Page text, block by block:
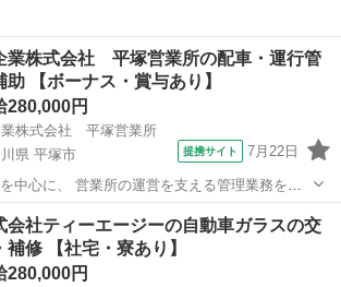
業株式会社 平塚営業所の配車・運行管
助 【ボーナス・賞与あり】
280,000円
株式会社 平塚営業所
県 平塚市
提携サイト 7月22日
中心に、 営業所の運営を支える管理業務を担
や整備会社との調整 ・ドライバーの運行状況の
調...
その他
会社ティーエージーの自動車ガラスの交
補修 【社宅・寮あり】
280,000円